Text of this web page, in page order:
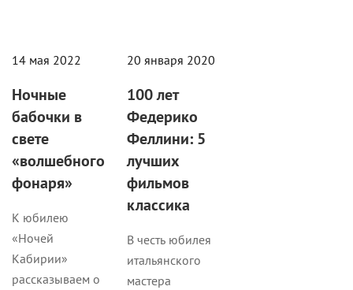
14 мая 2022
Ночные
бабочки в
свете
«волшебного
фонаря»
К юбилею
«Ночей
Кабирии»
рассказываем о
20 января 2020
100 лет
Федерико
Феллини: 5
лучших
фильмов
классика
В честь юбилея
итальянского
мастера